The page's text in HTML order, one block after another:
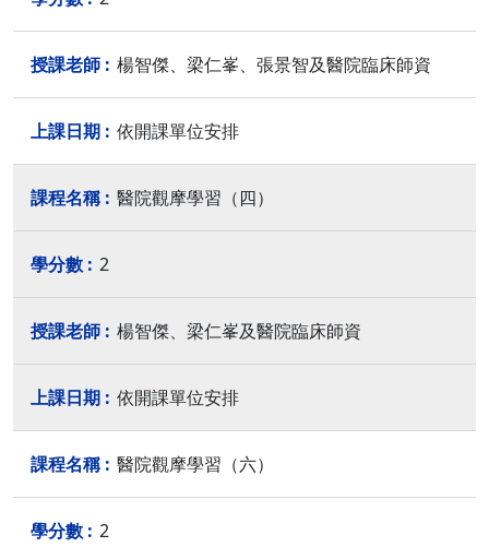
楊智傑、梁仁峯、張景智及醫院臨床師資
依開課單位安排
醫院觀摩學習（四）
2
楊智傑、梁仁峯及醫院臨床師資
依開課單位安排
醫院觀摩學習（六）
2